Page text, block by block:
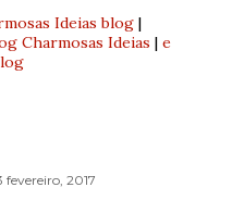
Ideias blog |
Charmosas Ideias | e
fevereiro, 2017